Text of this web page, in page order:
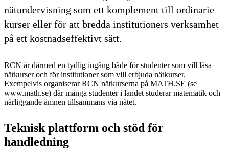
nätundervisning som ett komplement till ordinarie
kurser eller för att bredda institutioners verksamhet
på ett kostnadseffektivt sätt.
RCN är därmed en tydlig ingång både för studenter som vill läsa
nätkurser och för institutioner som vill erbjuda nätkurser.
Exempelvis organiserar RCN nätkurserna på MATH.SE (se
www.math.se) där många studenter i landet studerar matematik och
närliggande ämnen tillsammans via nätet.
Teknisk plattform och stöd för
handledning